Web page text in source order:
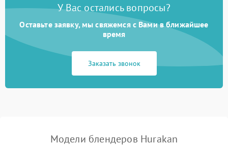
У Вас остались вопросы?
Оставьте заявку, мы свяжемся с Вами в ближайшее
время
Заказать звонок
Модели блендеров Hurakan